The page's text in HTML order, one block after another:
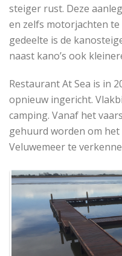
steiger rust. Deze
en zelfs motorjachten
gedeelte is de
naast kano’s ook
Restaurant At Sea is in
opnieuw ingericht.
camping. Vanaf het
gehuurd worden om
Veluwemeer te